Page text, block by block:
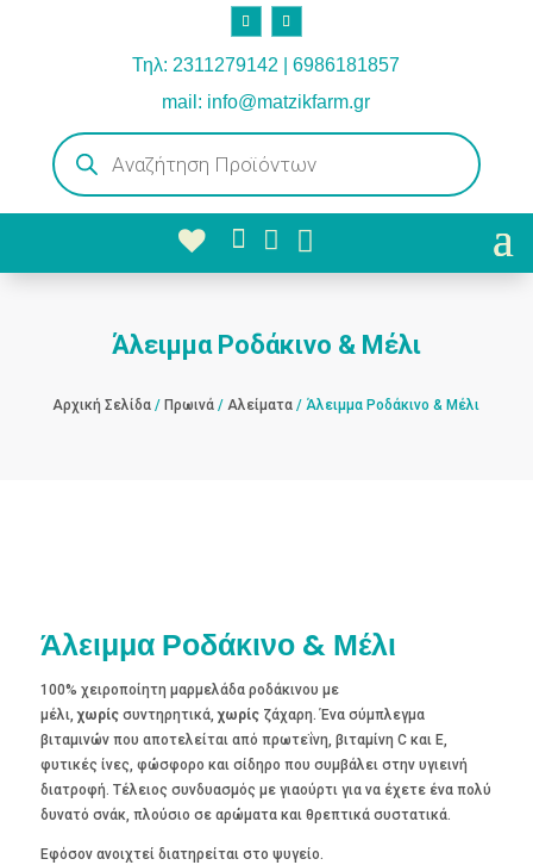
Τηλ: 2311279142 | 6986181857
mail: info@matzikfarm.gr
Products
search
  
Άλειμμα Ροδάκινο & Μέλι
Αρχική Σελίδα /Πρωινά /Αλείματα / Άλειμμα Ροδάκινο & Μέλι
Άλειμμα Ροδάκινο & Μέλι
100% χειροποίητη μαρμελάδα ροδάκινου με
μέλι,χωρίςσυντηρητικά,χωρίςζάχαρη. Ένα σύμπλεγμα
βιταμινών που αποτελείται από πρωτεΐνη, βιταμίνη C και Ε,
φυτικές ίνες, φώσφορο και σίδηρο που συμβάλει στην υγιεινή
διατροφή. Τέλειος συνδυασμός με γιαούρτι για να έχετε ένα πολύ
δυνατό σνάκ, πλούσιο σε αρώματα και θρεπτικά συστατικά.
Εφόσον ανοιχτεί διατηρείται στο ψυγείο.